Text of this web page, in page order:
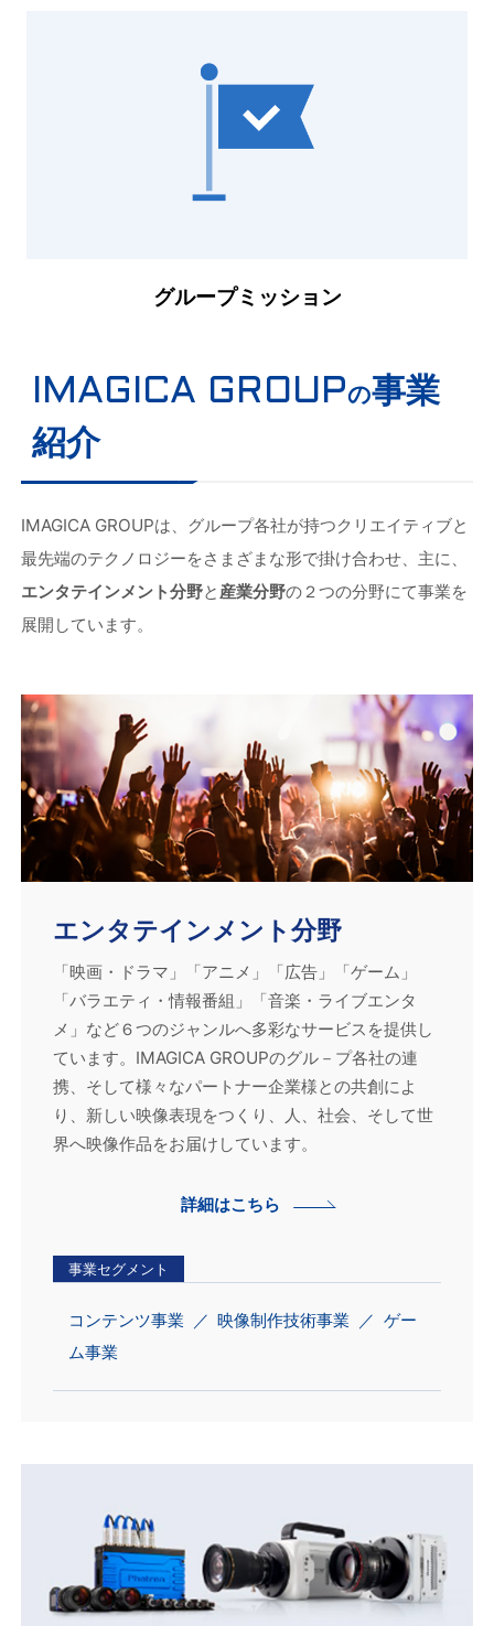
グループミッション
IMAGICA GROUPの事業
紹介
IMAGICA GROUPは、グループ各社が持つクリエイティブと
最先端のテクノロジーをさまざまな形で掛け合わせ、主に、
エンタテインメント分野と 産業分野の２つの分野にて事業を
展開しています。
エンタテインメント分野
「映画・ドラマ」「アニメ」「広告」「ゲーム」
「バラエティ・情報番組」「音楽・ライブエンタ
メ」など６つのジャンルへ多彩なサービスを提供し
ています。IMAGICA GROUPのグル－プ各社の連
携、そして様々なパートナー企業様との共創によ
り、新しい映像表現をつくり、人、社会、そして世
界へ映像作品をお届けしています。
詳細はこちら
事業セグメント
コンテンツ事業 映像制作技術事業
ゲー
ム事業